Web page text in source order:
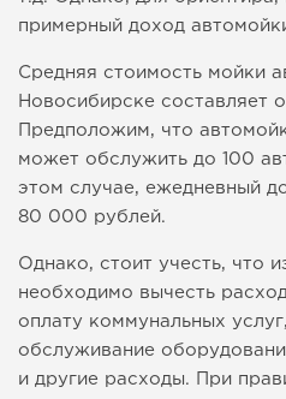
примерный доход
Средняя стоимость мойки
Новосибирске составляет
Предположим, что
может обслужить до 100
этом случае, ежедневный
80 000 рублей.
Однако, стоит учесть, что
необходимо вычесть
оплату коммунальных
обслуживание
и другие расходы. При